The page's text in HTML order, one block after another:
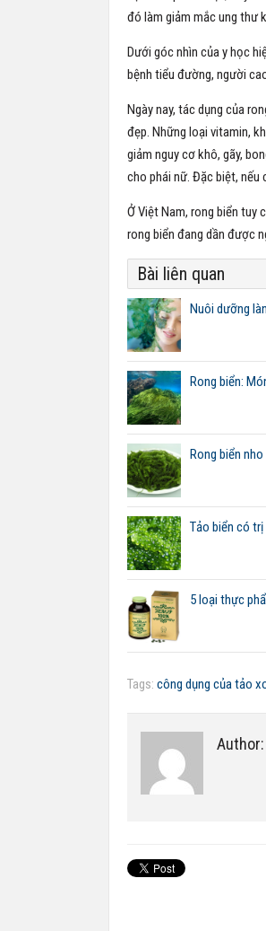
đó làm giảm mắc ung thư
Dưới góc nhìn của y học
bệnh tiểu đường, người
Ngày nay, tác dụng của
đẹp. Những loại vitamin,
giảm nguy cơ khô, gãy,
cho phái nữ. Đặc biệt,
Ở Việt Nam, rong biển tuy
rong biển đang dần được
Bài liên quan
Nuôi dưỡng
Rong biển:
Rong biển
Tảo biển có
5 loại thực
Tags: công dụng của tảo
Author: